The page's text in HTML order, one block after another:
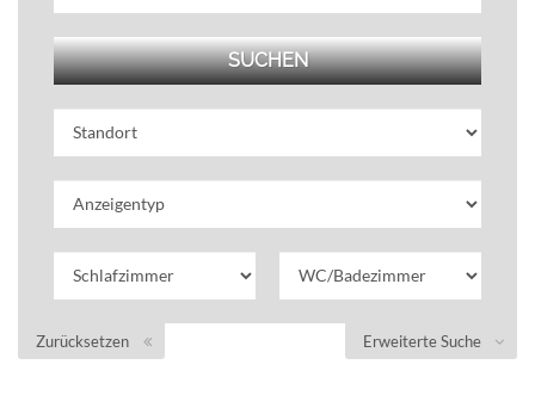
Erweiterte Suche
Zurücksetzen